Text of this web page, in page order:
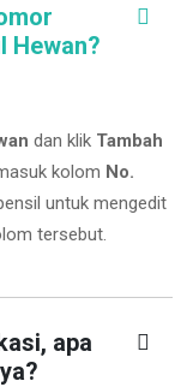
Hewan?
dan klik Tambah
kolom No.
untuk mengedit
tersebut.
apa